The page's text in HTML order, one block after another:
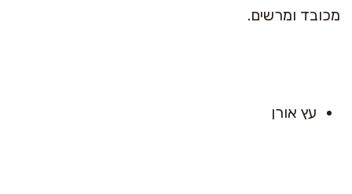
מכובד ומרשים.
עץ אורן